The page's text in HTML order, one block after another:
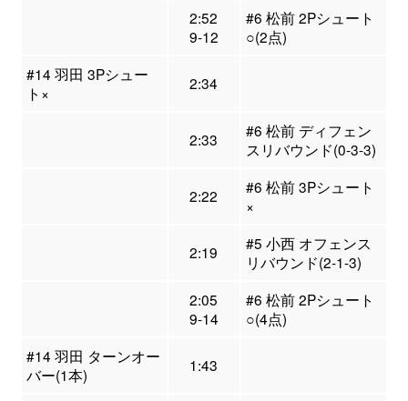
2:52
9-12
#6 松前 2Pシュート
○(2点)
#14 羽田 3Pシュー
ト×
2:34
2:33
#6 松前 ディフェン
スリバウンド(0-3-3)
2:22
#6 松前 3Pシュート
×
2:19
#5 小西 オフェンス
リバウンド(2-1-3)
2:05
9-14
#6 松前 2Pシュート
○(4点)
#14 羽田 ターンオー
バー(1本)
1:43